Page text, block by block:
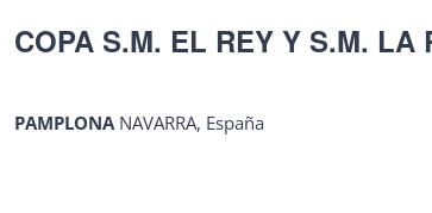
COPA S.M. EL REY Y S.M. LA
PAMPLONA NAVARRA, España